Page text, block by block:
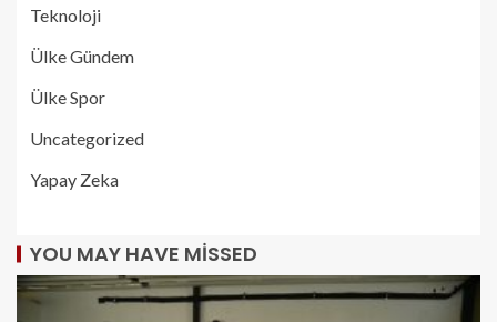
Teknoloji
Ülke Gündem
Ülke Spor
Uncategorized
Yapay Zeka
YOU MAY HAVE MISSED